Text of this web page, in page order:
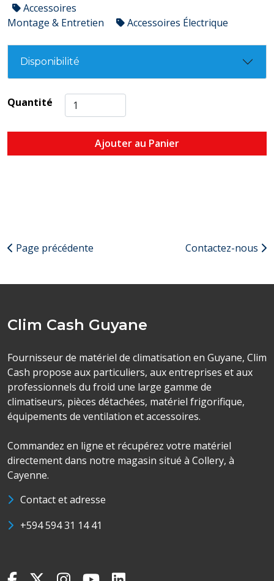
Accessoires
Montage & Entretien
Accessoires Électrique
Disponibilité
Quantité
Ajouter au Panier
Page précédente Contactez-nous
Clim Cash Guyane
Fournisseur de matériel de climatisation en Guyane, Clim
Cash propose aux particuliers, aux entreprises et aux
professionnels du froid une large gamme de
climatiseurs, pièces détachées, matériel frigorifique,
équipements de ventilation et accessoires.
Commandez en ligne et récupérez votre matériel
directement dans notre magasin situé à Collery, à
Cayenne.
Contact et adresse
+594 594 31 14 41